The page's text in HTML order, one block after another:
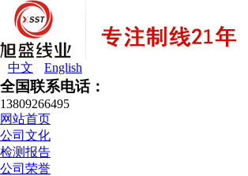
中文 English
全国联系电话：
13809266495
网站首页
公司文化
检测报告
公司荣誉